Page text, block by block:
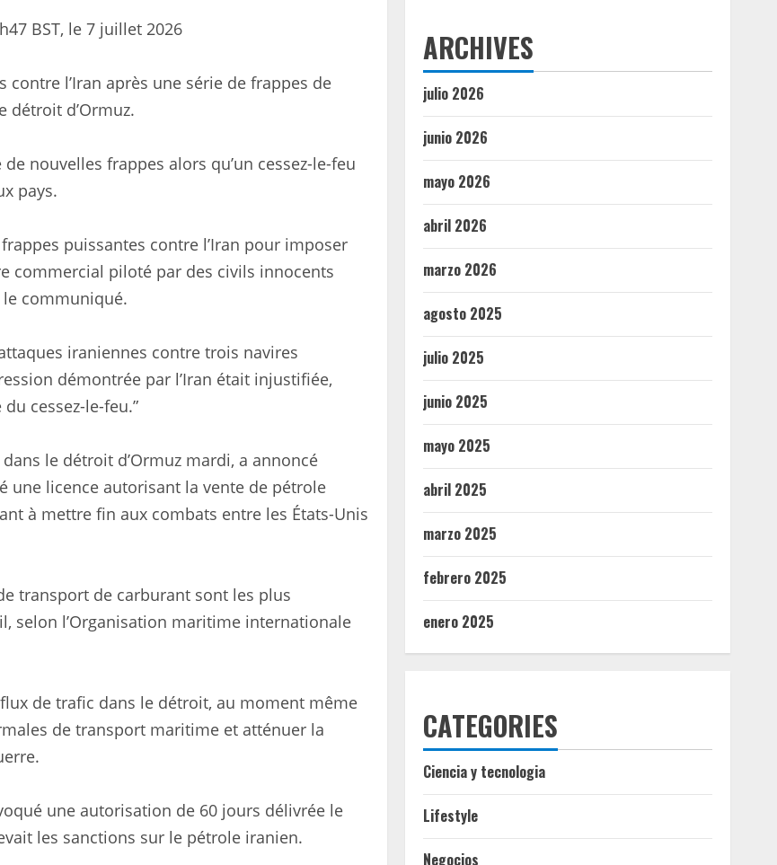
BST, le 7 juillet 2026
l’Iran après une série de frappes de
détroit d’Ormuz.
nouvelles frappes alors qu’un cessez-le-feu
pays.
puissantes contre l’Iran pour imposer
commercial piloté par des civils innocents
communiqué.
iraniennes contre trois navires
démontrée par l’Iran était injustifiée,
cessez-le-feu.”
le détroit d’Ormuz mardi, a annoncé
une licence autorisant la vente de pétrole
à mettre fin aux combats entre les États-Unis
transport de carburant sont les plus
selon l’Organisation maritime internationale
de trafic dans le détroit, au moment même
de transport maritime et atténuer la
une autorisation de 60 jours délivrée le
les sanctions sur le pétrole iranien.
ARCHIVES
julio 2026
junio 2026
mayo 2026
abril 2026
marzo 2026
agosto 2025
julio 2025
junio 2025
mayo 2025
abril 2025
marzo 2025
febrero 2025
enero 2025
CATEGORIES
Ciencia y tecnologia
Lifestyle
Negocios